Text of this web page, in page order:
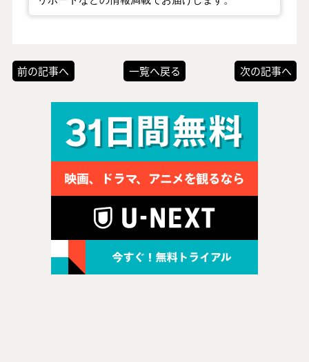
前の記事へ 一覧へ戻る 次の記事へ